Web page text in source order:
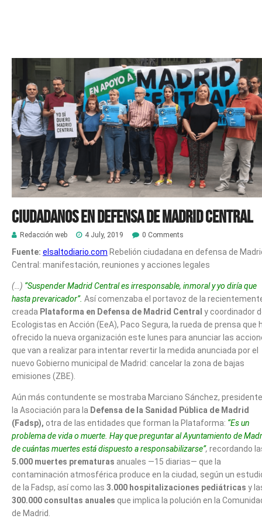
Ciudadanos en defensa de Madrid Central
Redacción web 4 July, 2019 0 Comments
Fuente: elsaltodiario.com Rebelión ciudadana en defensa de
Central: manifestación, reuniones y acciones legales
(…) “Suspender Madrid Central es irresponsable, inmoral y yo diría que
hasta prevaricador”. Así comenzaba el portavoz de la
creada Plataforma en Defensa de Madrid Central y coordinador
Ecologistas en Acción (EeA), Paco Segura, la rueda de prensa que
ofrecido la nueva organización este lunes para anunciar las
que van a realizar para intentar revertir la medida anunciada por el
nuevo Gobierno municipal de Madrid: cancelar la zona de bajas
emisiones (ZBE).
Aún más contundente se mostraba Marciano Sánchez,
la Asociación para la Defensa de la Sanidad Pública de Madrid
(Fadsp), otra de las entidades que forman la Plataforma: “Es un
problema de vida o muerte. Hay que preguntar al Ayuntamiento de
de cuántas muertes está dispuesto a responsabilizarse”, recordando
5.000 muertes prematuras anuales —15 diarias— que la
contaminación atmosférica produce en la ciudad, según un
de la Fadsp, así como las 3.000 hospitalizaciones pediátricas y
300.000 consultas anuales que implica la polución en la
de Madrid.